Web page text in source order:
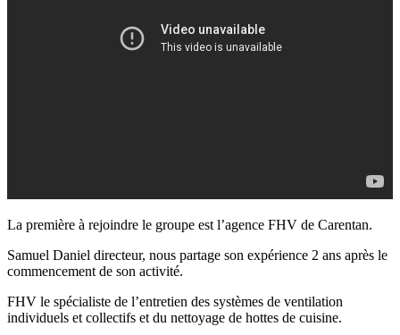
La première à rejoindre le groupe est l’agence FHV de Carentan.
Samuel Daniel directeur, nous partage son expérience 2 ans après le
commencement de son activité.
FHV le spécialiste de l’entretien des systèmes de ventilation
individuels et collectifs et du nettoyage de hottes de cuisine.